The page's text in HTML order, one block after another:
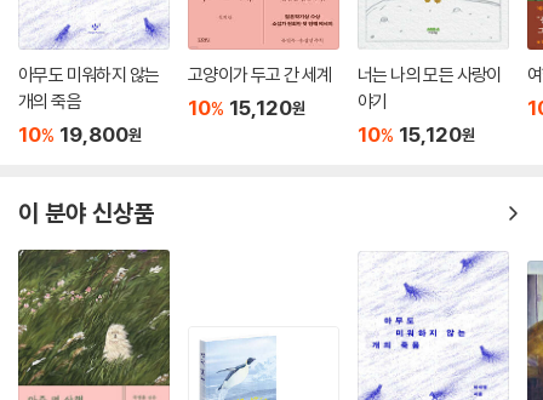
아무도 미워하지 않는
개의 죽음
10% 19,800원
고양이가 두고 간 세계
10% 15,120원
너는 나의 모든 사랑이
야기
10% 15,120원
이 분야 신상품